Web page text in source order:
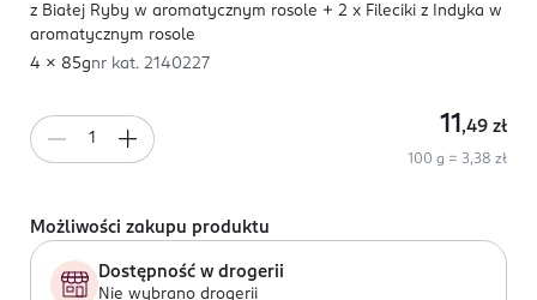
z Białej Ryby w aromatycznym rosole + 2 x Fileciki z Indyka w
aromatycznym rosole
4 x 85gnr kat. 2140227
11 ,49 zł
100 g = 3,38 zł
Możliwości zakupu produktu
Dostępność w drogerii
Nie wybrano drogerii